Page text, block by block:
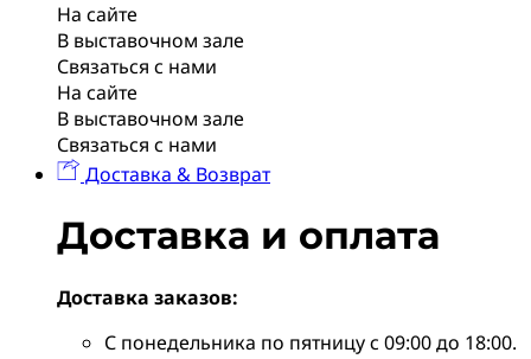
На сайте
В выставочном зале
Связаться с нами
На сайте
В выставочном зале
Связаться с нами
Доставка & Возврат
Доставка и оплата
Доставка заказов:
С понедельника по пятницу с 09:00 до 18:00.